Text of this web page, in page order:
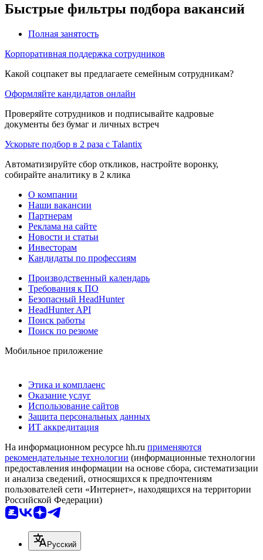
Быстрые фильтры подбора вакансий
Полная занятость
Корпоративная поддержка сотрудников
Какой соцпакет вы предлагаете семейным сотрудникам?
Оформляйте кандидатов онлайн
Проверяйте сотрудников и подписывайте кадровые
документы без бумаг и личных встреч
Ускорьте подбор в 2 раза с Talantix
Автоматизируйте сбор откликов, настройте воронку,
собирайте аналитику в 2 клика
О компании
Наши вакансии
Партнерам
Реклама на сайте
Новости и статьи
Инвесторам
Кандидаты по профессиям
Производственный календарь
Требования к ПО
Безопасный HeadHunter
HeadHunter API
Поиск работы
Поиск по резюме
Мобильное приложение
Этика и комплаенс
Оказание услуг
Использование сайтов
Защита персональных данных
ИТ аккредитация
На информационном ресурсе hh.ru применяются
рекомендательные технологии (информационные технологии
предоставления информации на основе сбора, систематизации
и анализа сведений, относящихся к предпочтениям
пользователей сети «Интернет», находящихся на территории
Российской Федерации)
Русский